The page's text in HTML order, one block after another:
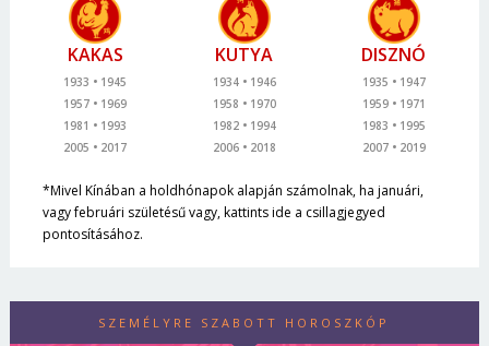
KAKAS
1933
1945
1957
1969
1981
1993
2005
2017
KUTYA
1934
1946
1958
1970
1982
1994
2006
2018
DISZNÓ
1935
1947
1959
1971
1983
1995
2007
2019
*Mivel Kínában a holdhónapok alapján számolnak, ha januári,
vagy februári születésű vagy, kattints ide a csillagjegyed
pontosításához.
SZEMÉLYRE SZABOTT HOROSZKÓP